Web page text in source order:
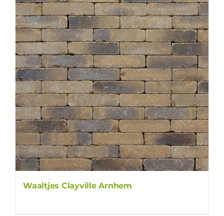
Waaltjes Clayville Arnhem